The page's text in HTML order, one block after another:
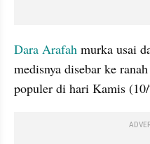
Dara Arafah murka usai
medisnya disebar ke
populer di hari Kamis